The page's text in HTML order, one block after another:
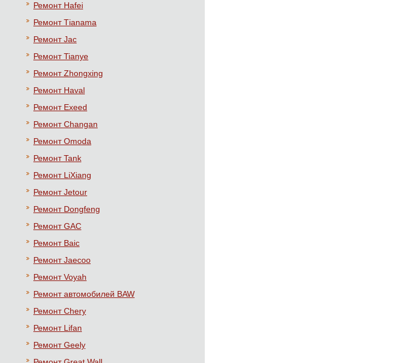
Ремонт Hafei
Ремонт Тianama
Ремонт Jac
Ремонт Tianye
Ремонт Zhongxing
Ремонт Haval
Ремонт Exeed
Ремонт Changan
Ремонт Omoda
Ремонт Tank
Ремонт LiXiang
Ремонт Jetour
Ремонт Dongfeng
Ремонт GAC
Ремонт Baic
Ремонт Jaecoo
Ремонт Voyah
Ремонт автомобилей BAW
Ремонт Chery
Ремонт Lifan
Ремонт Geely